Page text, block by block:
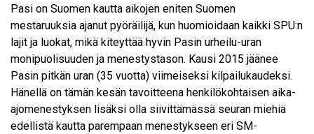
Pasi on Suomen kautta aikojen eniten Suomen
mestaruuksia ajanut pyöräilijä, kun huomioidaan kaikki SPU:n
lajit ja luokat, mikä kiteyttää hyvin Pasin urheilu-uran
monipuolisuuden ja menestystason. Kausi 2015 jäänee
Pasin pitkän uran (35 vuotta) viimeiseksi kilpailukaudeksi.
Hänellä on tämän kesän tavoitteena henkilökohtaisen aika-
ajomenestyksen lisäksi olla siivittämässä seuran miehiä
edellistä kautta parempaan menestykseen eri SM-